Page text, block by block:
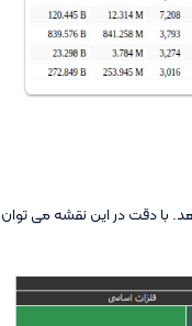
با دقت در این نقشه می توان